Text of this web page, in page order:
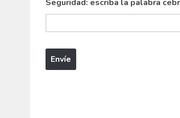
Seguridad: escriba la palabra